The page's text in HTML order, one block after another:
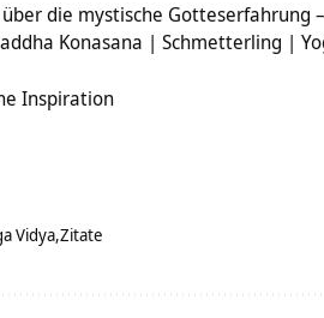
die mystische Gotteserfahrung
Konasana | Schmetterling |
Inspiration
Vidya Zitate